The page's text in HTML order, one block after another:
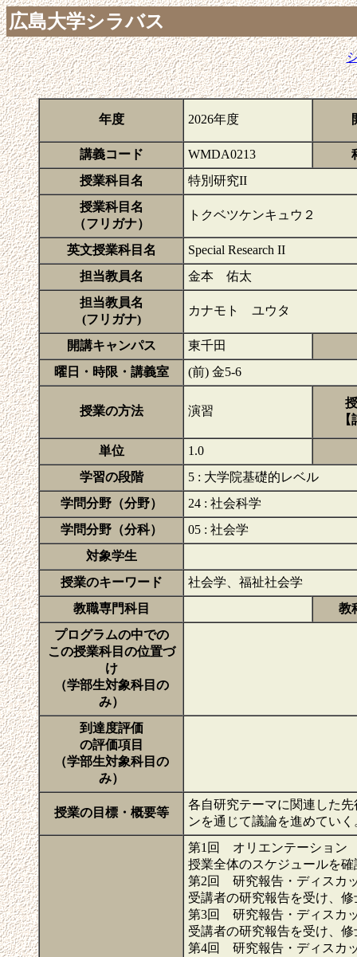
広島大学シラバス
年度 2026年度
講義コード WMDA0213
授業科目名
特別研究II
授業科目名
（フリガナ）
トクベツケンキュウ２
英文授業科目名
Special Research II
担当教員名
金本 佑太
担当教員名
(フリガナ)
カナモト ユウタ
開講キャンパス
東千田
曜日・時限・講義室
(前) 金5-6
授業の方法 演習
単位
1.0
学習の段階
5 : 大学院基礎的レベル
学問分野（分野）
24 : 社会科学
学問分野（分科）
05 : 社会学
対象学生
授業のキーワード
社会学、福祉社会学
教職専門科目
教
プログラムの中での
この授業科目の位置づ
け
（学部生対象科目の
み）
到達度評価
の評価項目
（学部生対象科目の
み）
授業の目標・概要等
各自研究テーマに関連した
ンを通じて議論を進めてい
第1回 オリエンテーション
授業全体のスケジュールを
第2回 研究報告・ディスカ
受講者の研究報告を受け、
第3回 研究報告・ディスカ
受講者の研究報告を受け、
第4回 研究報告・ディスカ